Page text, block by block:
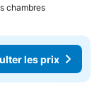
chambres
les prix